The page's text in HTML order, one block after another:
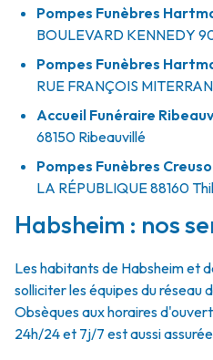
Pompes Funèbres
BOULEVARD KENNEDY
Pompes Funèbres
RUE FRANÇOIS
Accueil Funéraire
68150 Ribeauvillé
Pompes Funèbres
LA RÉPUBLIQUE88160
Habsheim : nos
Les habitants de Habsheim et
solliciter les équipes du réseau
Obsèques aux horaires
24h/24 et 7j/7 est aussi